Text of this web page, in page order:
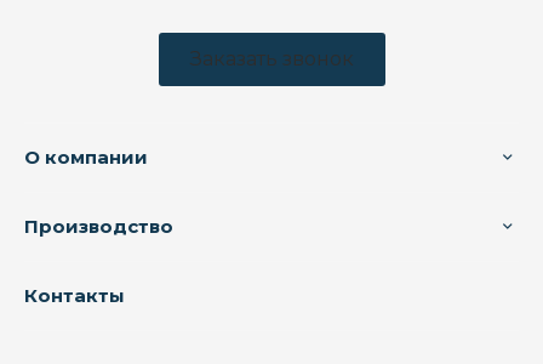
Заказать звонок
О компании
Производство
Контакты